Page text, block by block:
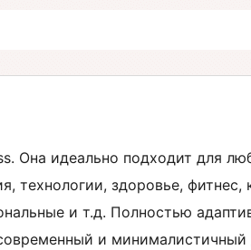
Она идеально подходит для
технологии, здоровье, фитнес,
и т.д. Полностью
и минималистичный